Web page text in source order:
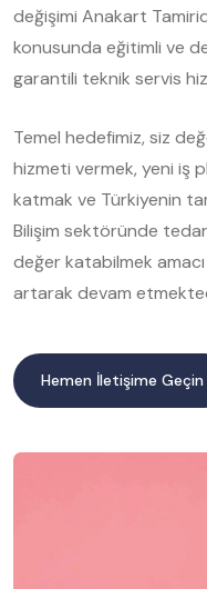
değişimi Anakart
konusunda eğitimli ve
garantili teknik servis
Temel hedefimiz, siz
hizmeti vermek, yeni iş
katmak ve Türkiyenin
Bilişim sektöründe
değer katabilmek amacı
artarak devam
Hemen İletişime Geçin